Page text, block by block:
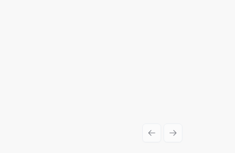
Previous slide
Next slide